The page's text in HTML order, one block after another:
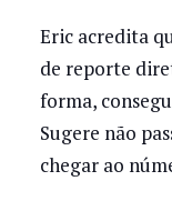
Eric acredita
de reporte
forma,
Sugere não
chegar ao